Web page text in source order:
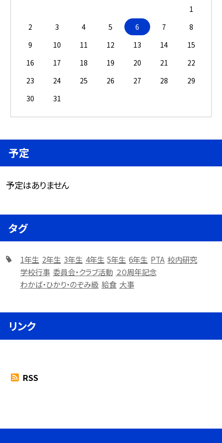
1
2
3 4 5 6 7
8
9
10 11 12 13 14
15
16
17 18 19 20 21
22
23
24 25 26 27 28
29
30
31
予定
予定はありません
タグ
1年生 2年生 3年生 4年生 5年生 6年生 PTA 校内研究
学校行事 委員会・クラブ活動 ２０周年記念
わかば・ひかり・のぞみ級 給食 大事
リンク
RSS